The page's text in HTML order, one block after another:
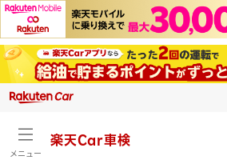
メニュー
楽天Car車検